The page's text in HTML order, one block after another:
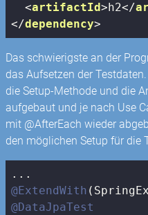
<artifactId> h2</
</dependency>
Das schwierigste an der
das Aufsetzen der
die Setup-Methode und die
aufgebaut und je nach Use
mit @AfterEach wieder
den möglichen Setup für die
@ExtendWith
@DataJpaTest